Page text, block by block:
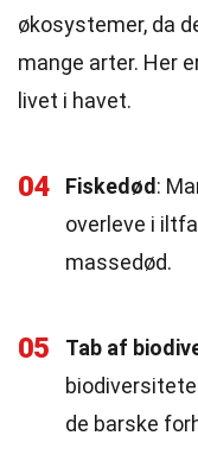
økosystemer, da
mange arter. Her
livet i havet.
04 Fiskedød :
overleve i
massedød.
05 Tab af
de barske